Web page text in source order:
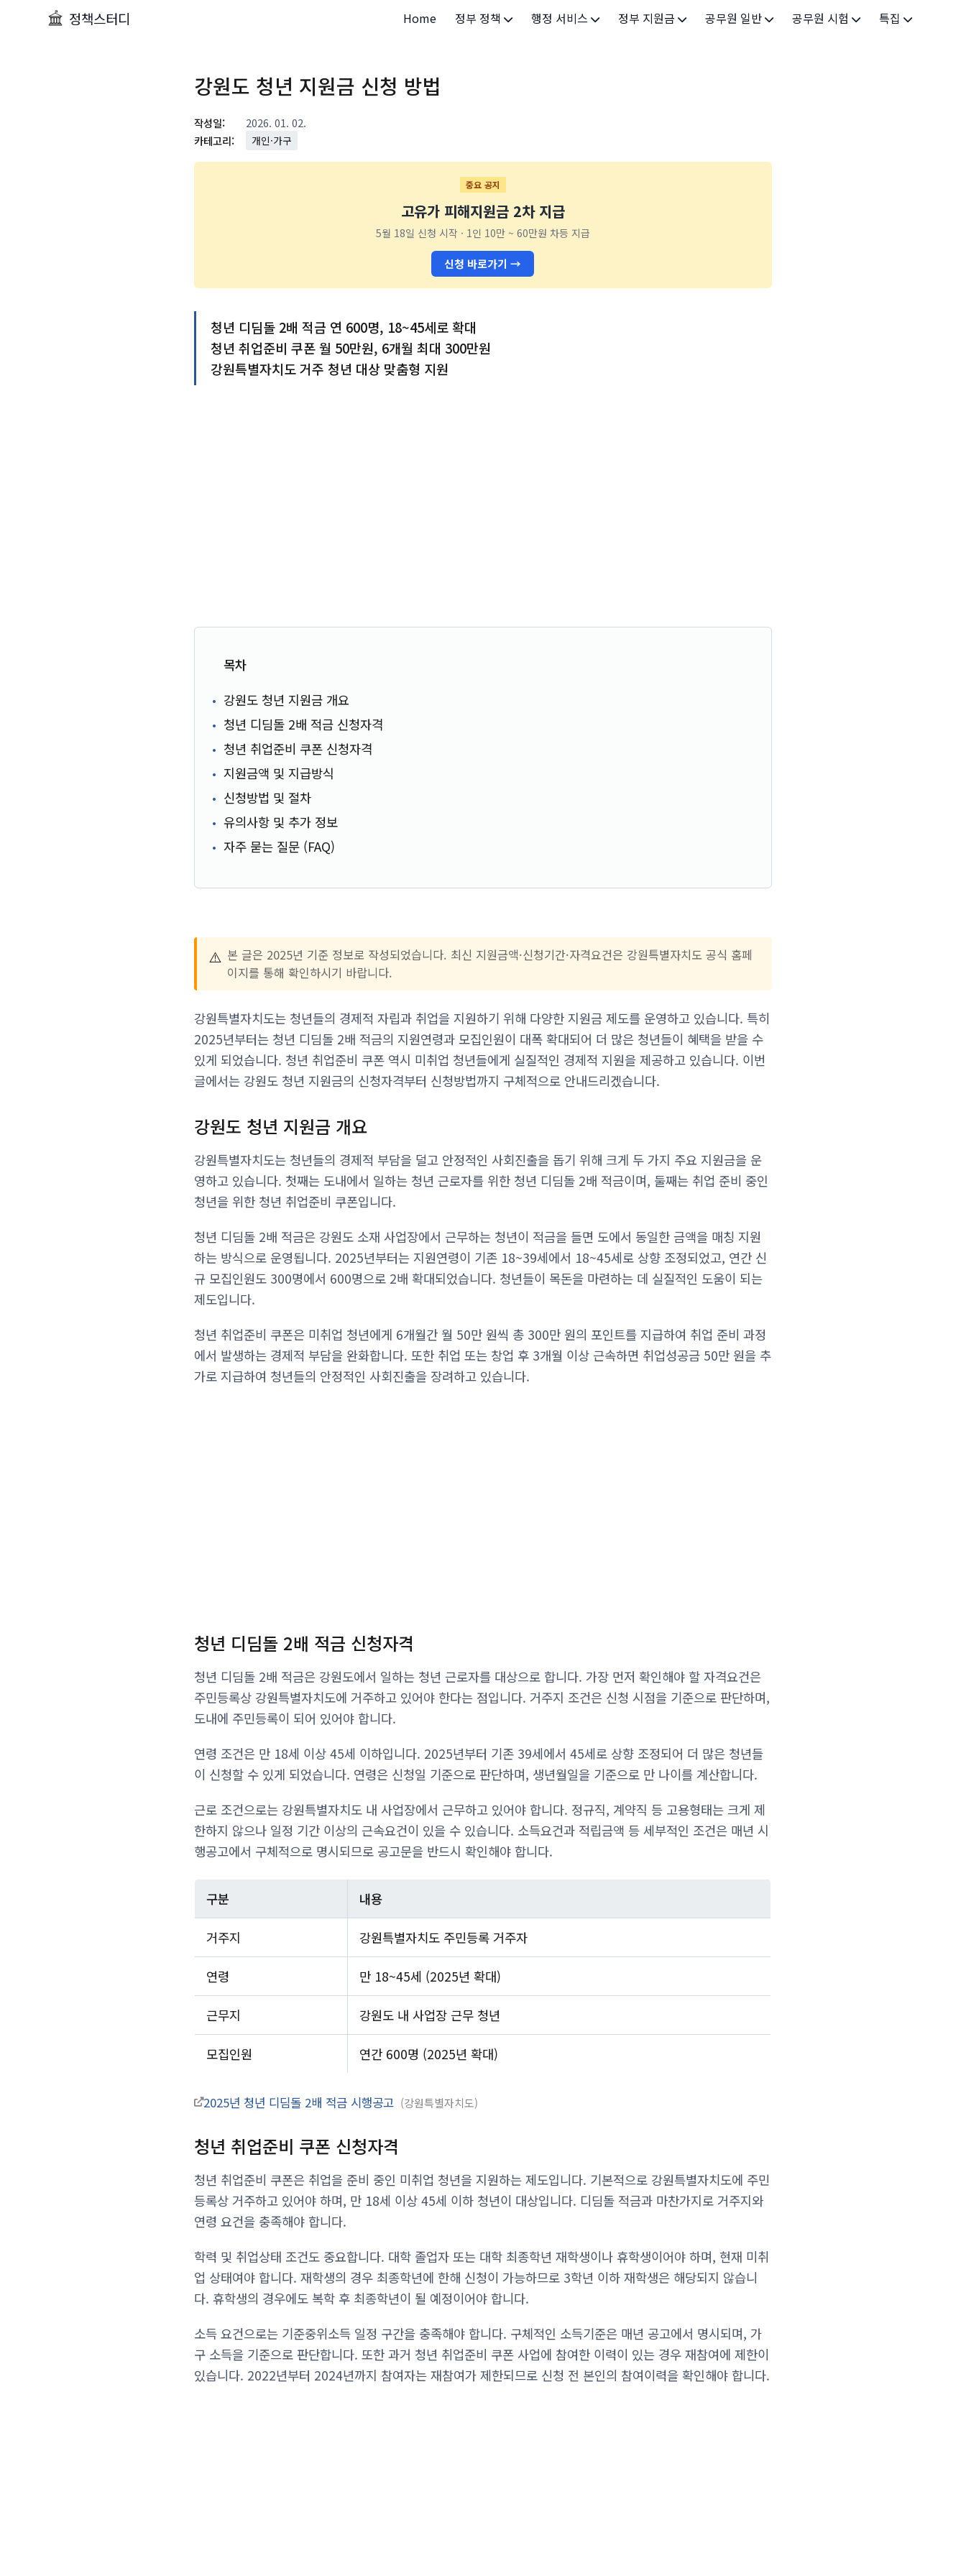
정책스터디 Home 정부 정책 행정 서비스
세무/납부
기타 서비스
정부 지원금 공무원 일반 공무원 시험 특집
강원도 청년 지원금 신청 방법
작성일:
2026. 01. 02.
카테고리:
개인·가구
중요 공지
고유가 피해지원금 2차 지급
5월 18일 신청 시작 · 1인 10만 ~ 60만원 차등 지급
신청 바로가기 →
청년 디딤돌 2배 적금 연 600명, 18~45세로 확대
청년 취업준비 쿠폰 월 50만원, 6개월 최대 300만원
강원특별자치도 거주 청년 대상 맞춤형 지원
목차
강원도 청년 지원금 개요
청년 디딤돌 2배 적금 신청자격
청년 취업준비 쿠폰 신청자격
지원금액 및 지급방식
신청방법 및 절차
유의사항 및 추가 정보
자주 묻는 질문 (FAQ)
⚠️ 본 글은 2025년 기준 정보로 작성되었습니다. 최신 지원금액·신청기간·자격요건은 강원특별자치도 공식 홈페
이지를 통해 확인하시기 바랍니다.
강원특별자치도는 청년들의 경제적 자립과 취업을 지원하기 위해 다양한 지원금 제도를 운영하고 있습니다. 특히
2025년부터는 청년 디딤돌 2배 적금의 지원연령과 모집인원이 대폭 확대되어 더 많은 청년들이 혜택을 받을 수
있게 되었습니다. 청년 취업준비 쿠폰 역시 미취업 청년들에게 실질적인 경제적 지원을 제공하고 있습니다. 이번
글에서는 강원도 청년 지원금의 신청자격부터 신청방법까지 구체적으로 안내드리겠습니다.
강원도 청년 지원금 개요
강원특별자치도는 청년들의 경제적 부담을 덜고 안정적인 사회진출을 돕기 위해 크게 두 가지 주요 지원금을 운
영하고 있습니다. 첫째는 도내에서 일하는 청년 근로자를 위한 청년 디딤돌 2배 적금이며, 둘째는 취업 준비 중인
청년을 위한 청년 취업준비 쿠폰입니다.
청년 디딤돌 2배 적금은 강원도 소재 사업장에서 근무하는 청년이 적금을 들면 도에서 동일한 금액을 매칭 지원
하는 방식으로 운영됩니다. 2025년부터는 지원연령이 기존 18~39세에서 18~45세로 상향 조정되었고, 연간 신
규 모집인원도 300명에서 600명으로 2배 확대되었습니다. 청년들이 목돈을 마련하는 데 실질적인 도움이 되는
제도입니다.
청년 취업준비 쿠폰은 미취업 청년에게 6개월간 월 50만 원씩 총 300만 원의 포인트를 지급하여 취업 준비 과정
에서 발생하는 경제적 부담을 완화합니다. 또한 취업 또는 창업 후 3개월 이상 근속하면 취업성공금 50만 원을 추
가로 지급하여 청년들의 안정적인 사회진출을 장려하고 있습니다.
청년 디딤돌 2배 적금 신청자격
청년 디딤돌 2배 적금은 강원도에서 일하는 청년 근로자를 대상으로 합니다. 가장 먼저 확인해야 할 자격요건은
주민등록상 강원특별자치도에 거주하고 있어야 한다는 점입니다. 거주지 조건은 신청 시점을 기준으로 판단하며,
도내에 주민등록이 되어 있어야 합니다.
연령 조건은 만 18세 이상 45세 이하입니다. 2025년부터 기존 39세에서 45세로 상향 조정되어 더 많은 청년들
이 신청할 수 있게 되었습니다. 연령은 신청일 기준으로 판단하며, 생년월일을 기준으로 만 나이를 계산합니다.
근로 조건으로는 강원특별자치도 내 사업장에서 근무하고 있어야 합니다. 정규직, 계약직 등 고용형태는 크게 제
한하지 않으나 일정 기간 이상의 근속요건이 있을 수 있습니다. 소득요건과 적립금액 등 세부적인 조건은 매년 시
행공고에서 구체적으로 명시되므로 공고문을 반드시 확인해야 합니다.
구분 내용
거주지 강원특별자치도 주민등록 거주자
연령 만 18~45세 (2025년 확대)
근무지 강원도 내 사업장 근무 청년
모집인원 연간 600명 (2025년 확대)
2025년 청년 디딤돌 2배 적금 시행공고 강원특별자치도
청년 취업준비 쿠폰 신청자격
청년 취업준비 쿠폰은 취업을 준비 중인 미취업 청년을 지원하는 제도입니다. 기본적으로 강원특별자치도에 주민
등록상 거주하고 있어야 하며, 만 18세 이상 45세 이하 청년이 대상입니다. 디딤돌 적금과 마찬가지로 거주지와
연령 요건을 충족해야 합니다.
학력 및 취업상태 조건도 중요합니다. 대학 졸업자 또는 대학 최종학년 재학생이나 휴학생이어야 하며, 현재 미취
업 상태여야 합니다. 재학생의 경우 최종학년에 한해 신청이 가능하므로 3학년 이하 재학생은 해당되지 않습니
다. 휴학생의 경우에도 복학 후 최종학년이 될 예정이어야 합니다.
소득 요건으로는 기준중위소득 일정 구간을 충족해야 합니다. 구체적인 소득기준은 매년 공고에서 명시되며, 가
구 소득을 기준으로 판단합니다. 또한 과거 청년 취업준비 쿠폰 사업에 참여한 이력이 있는 경우 재참여에 제한이
있습니다. 2022년부터 2024년까지 참여자는 재참여가 제한되므로 신청 전 본인의 참여이력을 확인해야 합니다.